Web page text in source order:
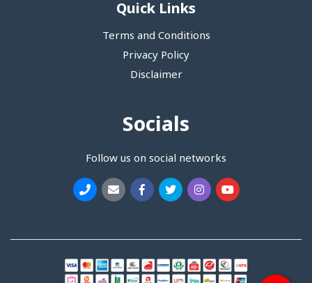
Quick Links
Terms and Conditions
Privacy Policy
Disclaimer
Socials
Follow us on social networks